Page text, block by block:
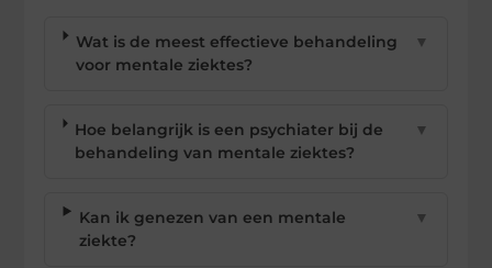
Wat is de meest effectieve behandeling
voor mentale ziektes?
▼
Hoe belangrijk is een psychiater bij de
behandeling van mentale ziektes?
▼
Kan ik genezen van een mentale
ziekte?
▼